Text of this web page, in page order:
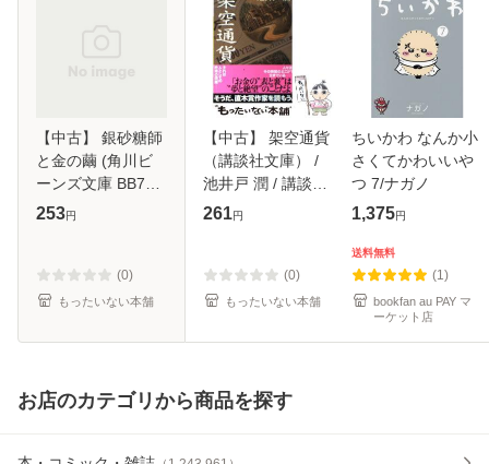
【中古】 銀砂糖師
と金の繭 (角川ビ
ーンズ文庫 BB73-
11 シュガーアップ
角川書店 [文庫]
【メール便送
253円
(0)
もったいない本舗
【中古】 架空通貨
（講談社文庫） /
池井戸 潤 / 講談社
[文庫]【メール便送
261円
(0)
もったいない本舗
ちいかわ なんか小
さくてかわいいや
つ 7/ナガノ
1,375円
送料無料
(1)
bookfan au PAY マ
ーケット店
お店のカテゴリから商品を探す